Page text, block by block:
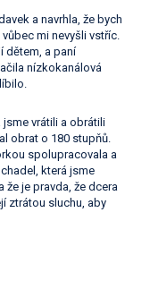
a navrhla, že bych
mi nevyšli vstříc.
dětem, a paní
nízkokanálová
vrátili a obrátili
obrat o 180 stupňů.
spolupracovala a
která jsme
že je pravda, že dcera
ztrátou sluchu, aby